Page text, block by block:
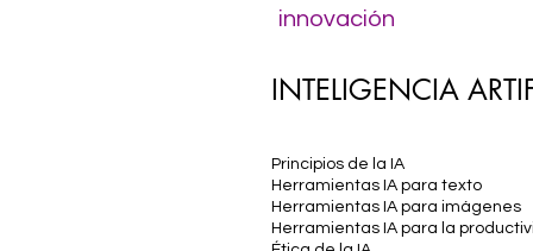
innovación
INTELIGENCIA
Principios de la IA
Herramientas IA para texto
Herramientas IA para imágenes
Herramientas IA para la